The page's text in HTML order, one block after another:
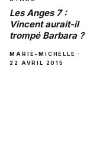
Les Anges 7 :
Vincent aurait-il
trompé Barbara ?
MARIE-MICHELLE ·
22 AVRIL 2015